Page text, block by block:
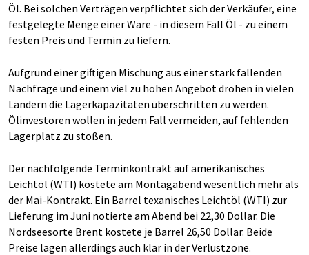
Öl. Bei solchen Verträgen verpflichtet sich der Verkäufer, eine
festgelegte Menge einer Ware - in diesem Fall Öl - zu einem
festen Preis und Termin zu liefern.
Aufgrund einer giftigen Mischung aus einer stark fallenden
Nachfrage und einem viel zu hohen Angebot drohen in vielen
Ländern die Lagerkapazitäten überschritten zu werden.
Ölinvestoren wollen in jedem Fall vermeiden, auf fehlenden
Lagerplatz zu stoßen.
Der nachfolgende Terminkontrakt auf amerikanisches
Leichtöl (WTI) kostete am Montagabend wesentlich mehr als
der Mai-Kontrakt. Ein Barrel texanisches Leichtöl (WTI) zur
Lieferung im Juni notierte am Abend bei 22,30 Dollar. Die
Nordseesorte Brent kostete je Barrel 26,50 Dollar. Beide
Preise lagen allerdings auch klar in der Verlustzone.